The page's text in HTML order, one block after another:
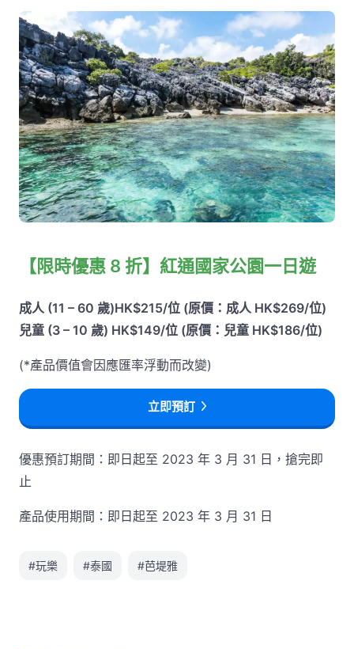
【限時優惠 8 折】紅通國家公園一日遊
成人 (11 – 60 歲)HK$215/位 (原價：成人 HK$269/位)
兒童 (3 – 10 歲) HK$149/位 (原價：兒童 HK$186/位)
(*產品價值會因應匯率浮動而改變)
立即預訂
優惠預訂期間：即日起至 2023 年 3 月 31 日，搶完即
止
產品使用期間：即日起至 2023 年 3 月 31 日
#玩樂 #泰國 #芭堤雅